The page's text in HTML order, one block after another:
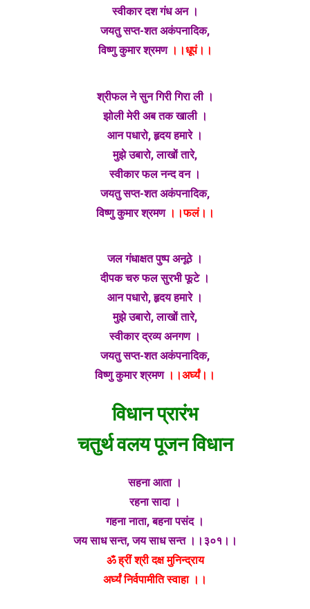
स्वीकार दश गंध अन ।
जयतु सप्त-शत अकंपनादिक,
विष्णु कुमार श्रमण ।।धूपं।।
श्रीफल ने सुन गिरी गिरा ली ।
झोली मेरी अब तक खाली ।
आन पधारो, हृदय हमारे ।
मुझे उबारो, लाखों तारे,
स्वीकार फल नन्द वन ।
जयतु सप्त-शत अकंपनादिक,
विष्णु कुमार श्रमण ।।फलं।।
जल गंधाक्षत पुष्प अनूठे ।
दीपक चरु फल सुरभी फूटे ।
आन पधारो, हृदय हमारे ।
मुझे उबारो, लाखों तारे,
स्वीकार द्रव्य अनगण ।
जयतु सप्त-शत अकंपनादिक,
विष्णु कुमार श्रमण ।।अर्घ्यं।।
विधान प्रारंभ
चतुर्थ वलय पूजन विधान
सहना आता ।
रहना सादा ।
गहना नाता, बहना पसंद ।
जय साध सन्त, जय साध सन्त ।।३०१।।
ॐ ह्रीं श्री दक्ष मुनिन्द्राय
अर्घ्यं निर्वपामीति स्वाहा ।।